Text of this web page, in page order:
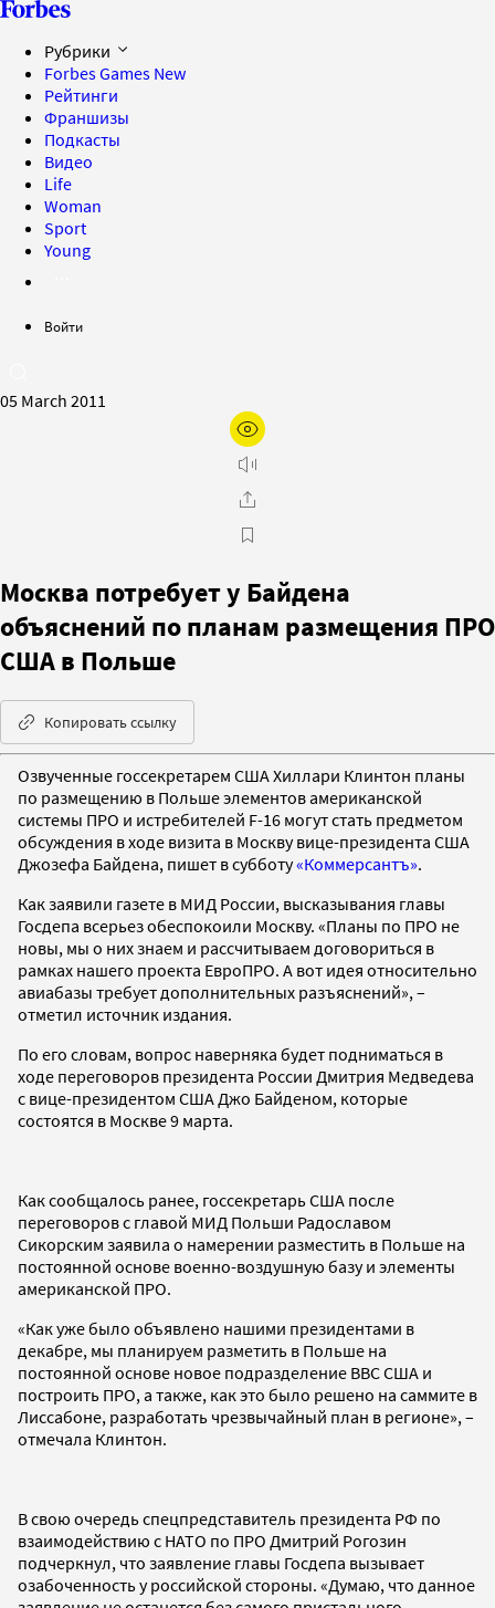
Рубрики
Forbes Games New
Рейтинги
Франшизы
Подкасты
Видео
Life
Woman
Sport
Young
Войти
05 March 2011
Москва потребует у Байдена
объяснений по планам размещения ПРО
США в Польше
Копировать ссылку
Озвученные госсекретарем США Хиллари Клинтон планы
по размещению в Польше элементов американской
системы ПРО и истребителей F-16 могут стать предметом
обсуждения в ходе визита в Москву вице-президента США
Джозефа Байдена, пишет в субботу«Коммерсантъ».
Как заявили газете в МИД России, высказывания главы
Госдепа всерьез обеспокоили Москву. «Планы по ПРО не
новы, мы о них знаем и рассчитываем договориться в
рамках нашего проекта ЕвроПРО. А вот идея относительно
авиабазы требует дополнительных разъяснений», –
отметил источник издания.
По его словам, вопрос наверняка будет подниматься в
ходе переговоров президента России Дмитрия Медведева
с вице-президентом США Джо Байденом, которые
состоятся в Москве 9 марта.
Как сообщалось ранее, госсекретарь США после
переговоров с главой МИД Польши Радославом
Сикорским заявила о намерении разместить в Польше на
постоянной основе военно-воздушную базу и элементы
американской ПРО.
«Как уже было объявлено нашими президентами в
декабре, мы планируем разметить в Польше на
постоянной основе новое подразделение ВВС США и
построить ПРО, а также, как это было решено на саммите в
Лиссабоне, разработать чрезвычайный план в регионе», –
отмечала Клинтон.
В свою очередь спецпредставитель президента РФ по
взаимодействию с НАТО по ПРО Дмитрий Рогозин
подчеркнул, что заявление главы Госдепа вызывает
озабоченность у российской стороны. «Думаю, что данное